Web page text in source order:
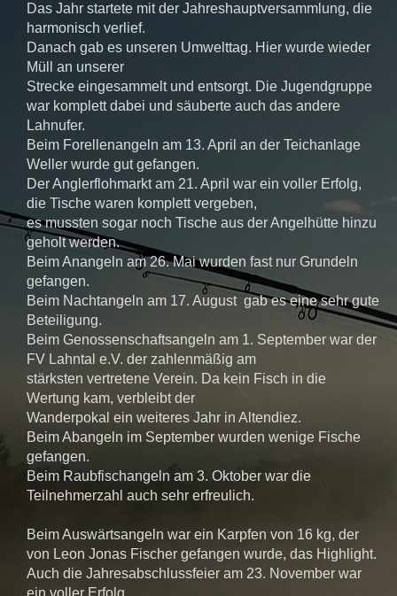
Das Jahr startete mit der Jahreshauptversammlung, die
harmonisch verlief.
Danach gab es unseren Umwelttag. Hier wurde wieder
Müll an unserer
Strecke eingesammelt und entsorgt. Die Jugendgruppe
war komplett dabei und säuberte auch das andere
Lahnufer.
Beim Forellenangeln am 13. April an der Teichanlage
Weller wurde gut gefangen.
Der Anglerflohmarkt am 21. April war ein voller Erfolg,
die Tische waren komplett vergeben,
es mussten sogar noch Tische aus der Angelhütte hinzu
geholt werden.
Beim Anangeln am 26. Mai wurden fast nur Grundeln
gefangen.
Beim Nachtangeln am 17. August gab es eine sehr gute
Beteiligung.
Beim Genossenschaftsangeln am 1. September war der
FV Lahntal e.V. der zahlenmäßig am
stärksten vertretene Verein. Da kein Fisch in die
Wertung kam, verbleibt der
Wanderpokal ein weiteres Jahr in Altendiez.
Beim Abangeln im September wurden wenige Fische
gefangen.
Beim Raubfischangeln am 3. Oktober war die
Teilnehmerzahl auch sehr erfreulich.
Beim Auswärtsangeln war ein Karpfen von 16 kg, der
von Leon Jonas Fischer gefangen wurde, das Highlight.
Auch die Jahresabschlussfeier am 23. November war